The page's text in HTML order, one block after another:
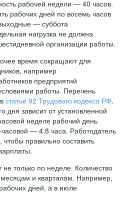
рабочей недели — 40 часов.
рабочих дней по восемь часов
— суббота
нагрузка не должна
организации работы.
время сокращают для
например
предприятий
работы. Перечень
статье 92 Трудового кодекса РФ.
дня зависит от установленной
неделе рабочий день
часовой —4,8 часа. Работодатель
чтобы правильно составить
только по неделе. Количество
и кварталам. Например,
дней, а в июле